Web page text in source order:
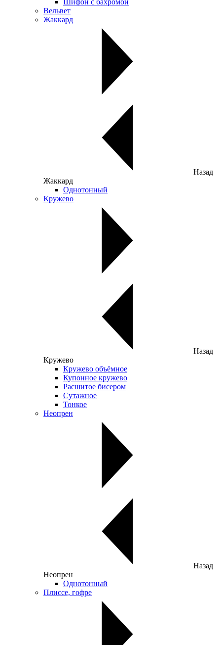
Шифон с бахромой
Вельвет
Жаккард
Назад
Жаккард
Однотонный
Кружево
Назад
Кружево
Кружево объёмное
Купонное кружево
Расшитое бисером
Сутажное
Тонкое
Неопрен
Назад
Неопрен
Однотонный
Плиссе, гофре